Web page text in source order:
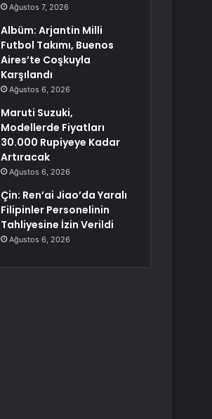
Ağustos 7, 2026
Albüm: Arjantin Milli
Futbol Takımı, Buenos
Aires’te Coşkuyla
Karşılandı
Ağustos 6, 2026
Maruti Suzuki,
Modellerde Fiyatları
30.000 Rupiyeye Kadar
Artıracak
Ağustos 6, 2026
Çin: Ren’ai Jiao’da Yaralı
Filipinler Personelinin
Tahliyesine İzin Verildi
Ağustos 6, 2026